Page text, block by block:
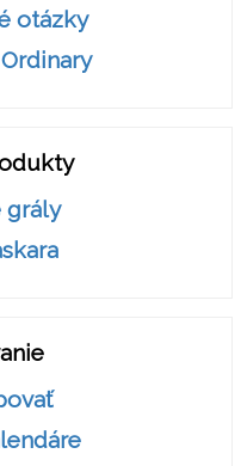
otázky
grály